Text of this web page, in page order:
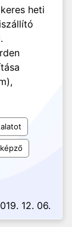
heti
12. 06.